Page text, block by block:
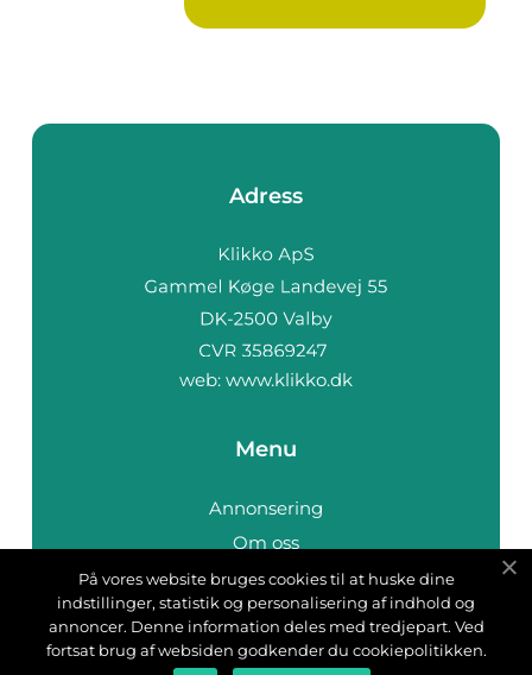
Adress
web: www.klikko.dk
Menu
Annonsering
Om oss
Cookies
Kontakta oss
Sitemap
På vores website bruges cookies til at huske dine
indstillinger, statistik og personalisering af indhold og
annoncer. Denne information deles med tredjepart. Ved
fortsat brug af websiden godkender du cookiepolitikken.